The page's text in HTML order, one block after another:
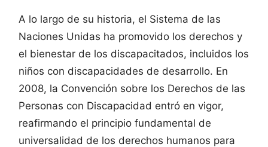
A lo largo de su historia, el Sistema de las
Naciones Unidas ha promovido los derechos y
el bienestar de los discapacitados, incluidos los
niños con discapacidades de desarrollo. En
2008, la Convención sobre los Derechos de las
Personas con Discapacidad entró en vigor,
reafirmando el principio fundamental de
universalidad de los derechos humanos para